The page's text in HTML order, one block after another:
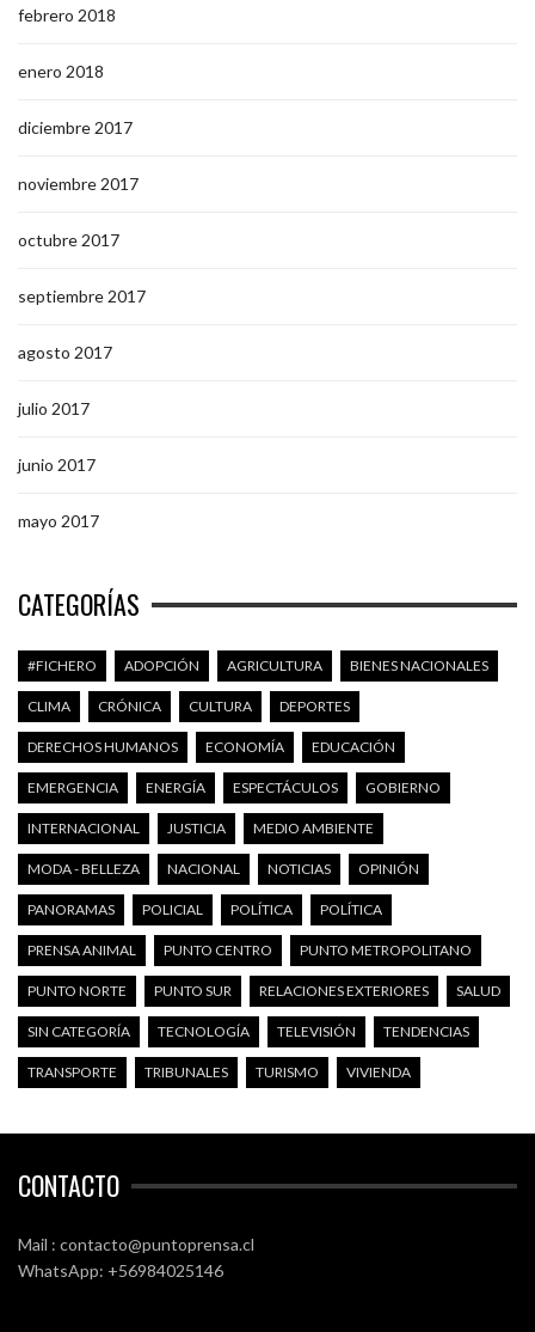
febrero 2018
enero 2018
diciembre 2017
noviembre 2017
octubre 2017
septiembre 2017
agosto 2017
julio 2017
junio 2017
mayo 2017
CATEGORÍAS
#FICHERO ADOPCIÓN AGRICULTURA BIENES NACIONALES
CLIMA CRÓNICA CULTURA DEPORTES
DERECHOS HUMANOS ECONOMÍA EDUCACIÓN
EMERGENCIA ENERGÍA ESPECTÁCULOS GOBIERNO
INTERNACIONAL JUSTICIA MEDIO AMBIENTE
MODA - BELLEZA NACIONAL NOTICIAS OPINIÓN
PANORAMAS POLICIAL POLÍTICA POLÍTICA
PRENSA ANIMAL PUNTO CENTRO PUNTO METROPOLITANO
PUNTO NORTE PUNTO SUR RELACIONES EXTERIORES SALUD
SIN CATEGORÍA TECNOLOGÍA TELEVISIÓN TENDENCIAS
TRANSPORTE TRIBUNALES TURISMO VIVIENDA
CONTACTO
Mail : contacto@puntoprensa.cl
WhatsApp: +56984025146